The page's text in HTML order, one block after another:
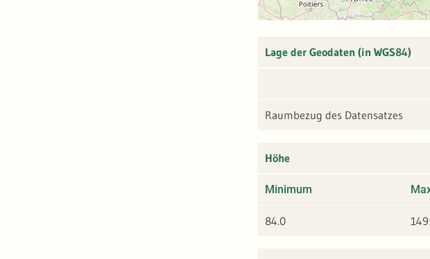
Lage der Geodaten (in WGS84)
Raumbezug des Datensatzes
Höhe
Minimum
84.0